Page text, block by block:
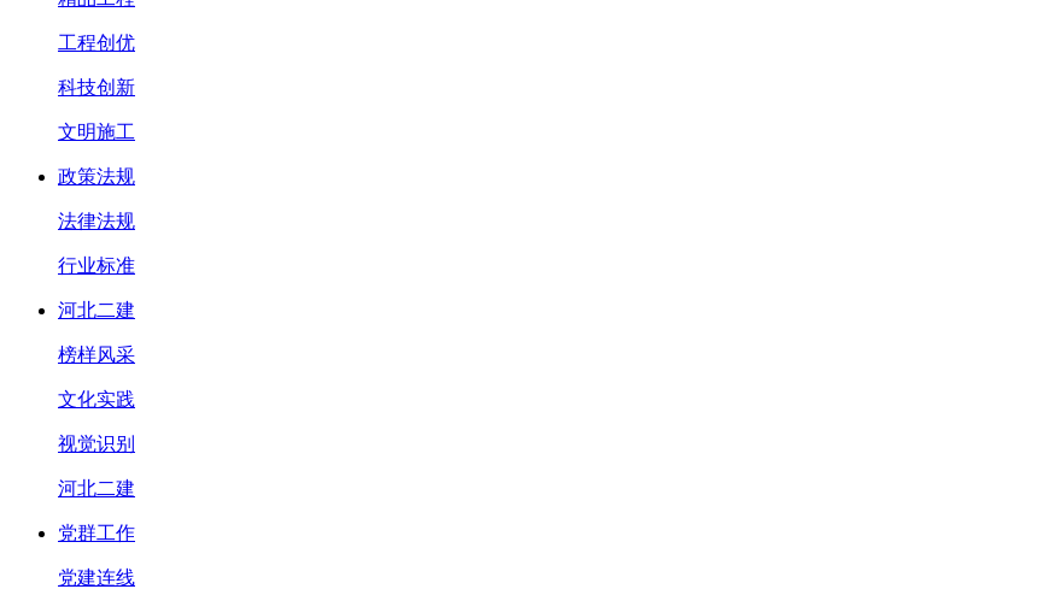
工程创优
科技创新
文明施工
政策法规
法律法规
行业标准
河北二建
榜样风采
文化实践
视觉识别
河北二建
党群工作
党建连线